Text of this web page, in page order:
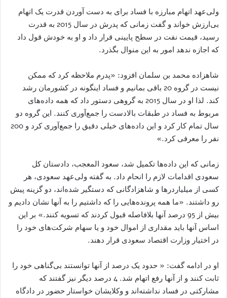
ولی‌عهد اتهام مبارزه با فساد برای به دست آوردن قدرت یک اتهام
بی‌ارزش خواند و گفت زمانی که پدرش در سال 2015 به قدرت
رسید، قیمت نفت در سطح پایینی قرار داد و او به خودش قول داد
که اجازه ندهد امور به این منوال بگذرد.
شاهزاده محمد بن سلمان افزود: «پدرم ملاحظه کرد که ممکن
نیست در گروه 20 باقی بمانیم و فساد اینگونه در کشورمان رشد
کند. لذا او در سال 2015 به گروهی دستور داد که همه داده‌های
مربوط به فساد در طبقات بالادست را جمع‌آوری کنند. این گروه دو
سال تمام کار کرد و این داده‌های خیلی دقیق را جمع‌آوری کرد و 200
نفر را معرفی کرد.»
زمانی که این داده‌ها تکمیل شد، سعود المعجب، دادستان کل
سعودی اقدامات لازم را انحام داد. به گفته ولی‌عهد سعودی، هر
کسی از میلیاردرها و شاهزادگانی که دستگیر شده‌اند، دو گزینه پیش
رو داشتند. «ما همه پرونده‌هایی را که داشتیم را به آنها نشان دادیم و
بیش از 95 درصد آنها بلافاصله قبول کردند که تسویه کنند.» بر این
اساس آنها باید مقداری از اموال خود و یا سهام شرکت‌های خود را
در اختیار وزارت اقتصاد سعودی قرار دهند.
او در ادامه گفت: « حدود یک درصد از آنها توانستند بی‌گناهی خود را
ثابت کنند و از آنها رفع اتهام شد. 4 درصد دیگر نیز گفتند که
مشارکتی در فساد نداشته‌اند و وکلایشان خواستار حضور در دادگاه